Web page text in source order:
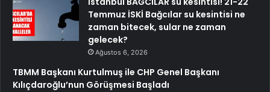
Temmuz İSKİ Bağcılar su kesintisi ne
zaman bitecek, sular ne zaman
gelecek?
Ağustos 6, 2026
TBMM Başkanı Kurtulmuş ile CHP Genel Başkanı
Kılıçdaroğlu’nun Görüşmesi Başladı